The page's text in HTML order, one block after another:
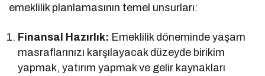
emeklilik planlamasının temel unsurları:
Finansal Hazırlık: Emeklilik döneminde yaşam
masraflarınızı karşılayacak düzeyde birikim
yapmak, yatırım yapmak ve gelir kaynakları